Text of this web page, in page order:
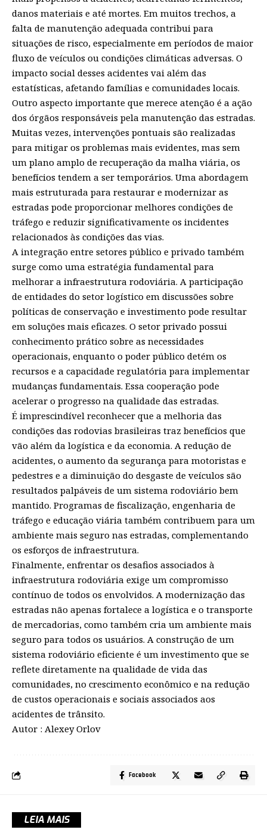
danos materiais e até mortes. Em muitos trechos, a
falta de manutenção adequada contribui para
situações de risco, especialmente em períodos de maior
fluxo de veículos ou condições climáticas adversas. O
impacto social desses acidentes vai além das
estatísticas, afetando famílias e comunidades locais.
Outro aspecto importante que merece atenção é a ação
dos órgãos responsáveis pela manutenção das estradas.
Muitas vezes, intervenções pontuais são realizadas
para mitigar os problemas mais evidentes, mas sem
um plano amplo de recuperação da malha viária, os
benefícios tendem a ser temporários. Uma abordagem
mais estruturada para restaurar e modernizar as
estradas pode proporcionar melhores condições de
tráfego e reduzir significativamente os incidentes
relacionados às condições das vias.
A integração entre setores público e privado também
surge como uma estratégia fundamental para
melhorar a infraestrutura rodoviária. A participação
de entidades do setor logístico em discussões sobre
políticas de conservação e investimento pode resultar
em soluções mais eficazes. O setor privado possui
conhecimento prático sobre as necessidades
operacionais, enquanto o poder público detém os
recursos e a capacidade regulatória para implementar
mudanças fundamentais. Essa cooperação pode
acelerar o progresso na qualidade das estradas.
É imprescindível reconhecer que a melhoria das
condições das rodovias brasileiras traz benefícios que
vão além da logística e da economia. A redução de
acidentes, o aumento da segurança para motoristas e
pedestres e a diminuição do desgaste de veículos são
resultados palpáveis de um sistema rodoviário bem
mantido. Programas de fiscalização, engenharia de
tráfego e educação viária também contribuem para um
ambiente mais seguro nas estradas, complementando
os esforços de infraestrutura.
Finalmente, enfrentar os desafios associados à
infraestrutura rodoviária exige um compromisso
contínuo de todos os envolvidos. A modernização das
estradas não apenas fortalece a logística e o transporte
de mercadorias, como também cria um ambiente mais
seguro para todos os usuários. A construção de um
sistema rodoviário eficiente é um investimento que se
reflete diretamente na qualidade de vida das
comunidades, no crescimento econômico e na redução
de custos operacionais e sociais associados aos
acidentes de trânsito.
Autor : Alexey Orlov
Facebook
LEIA MAIS